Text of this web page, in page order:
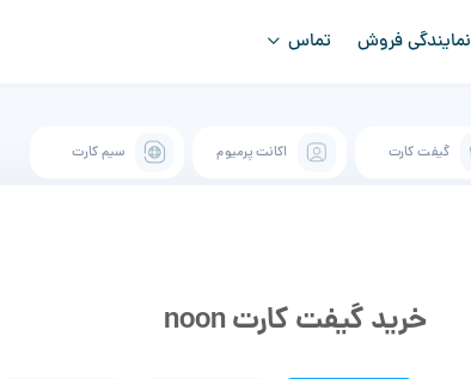
نمایندگی فروش تماس
گیفت کارت اکانت پرمیوم سیم کارت
خرید گیفت کارت noon